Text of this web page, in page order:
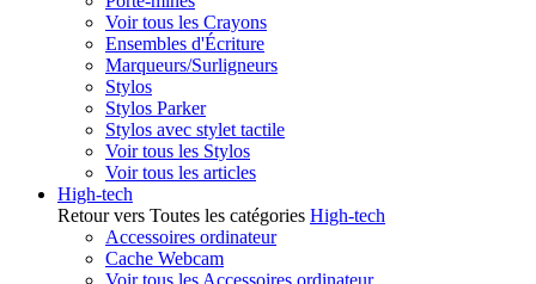
Voir tous les Crayons
Ensembles d'Écriture
Marqueurs/Surligneurs
Stylos
Stylos Parker
Stylos avec stylet tactile
Voir tous les Stylos
Voir tous les articles
High-tech
Retour vers Toutes les catégories High-tech
Accessoires ordinateur
Cache Webcam
Voir tous les Accessoires ordinateur